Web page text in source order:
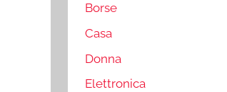
Borse
Casa
Donna
Elettronica